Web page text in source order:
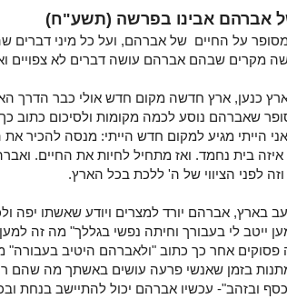
אברהם אבינו בפרשה (תשע"ח)
על החיים של אברהם, ועל כל מיני דברים
מקרים שבהם אברהם עושה דברים לא צפויים
כנען, ארץ חדשה מקום חדש אולי כבר הדרך
שאברהם נוסע לכמה מקומות ולסיכום כתוב כך
הייתי מגיע למקום חדש הייתי: מנסה להכיר
איזה בית נחמד. ואז מתחיל לחיות את החיים.
לפני הציווי של ה' ללכת בכל הארץ.
בארץ, אברהם יורד למצרים ויודע שאשתו יפה
ייטב לי בעבורך וחיתה נפשי בגללך" מה זה למען
פסוקים אחר כך כתוב "ולאברהם היטיב
בזמן שאנשי פרעה עושים באשתך מה שהם
ובזהב"- עכשיו אברהם יכול להתיישב בנחת